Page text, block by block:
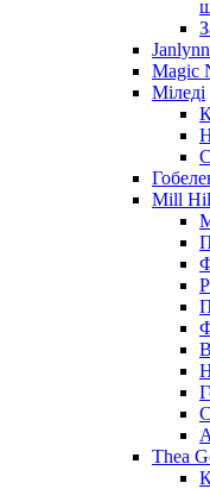
Janlynn
Magic
Міледі
Mill
Thea